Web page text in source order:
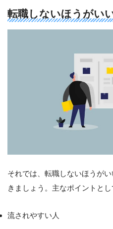
転職しないほうがい
それでは、転職しないほうが
きましょう。主なポイントとし
流されやすい人